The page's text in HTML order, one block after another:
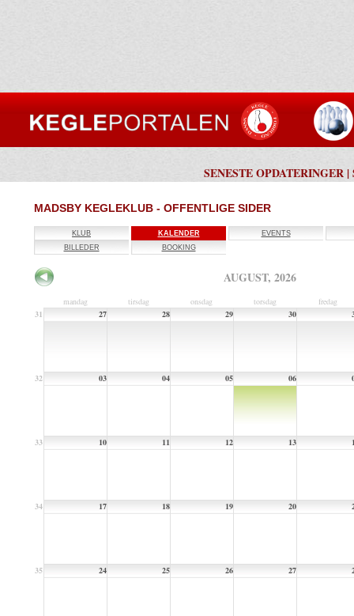
SENESTE OPDATERINGER |
MADSBY KEGLEKLUB - OFFENTLIGE SIDER
KLUB KALENDER
EVENTS
BILLEDER
BOOKING
AUGUST, 2026
mandag tirsdag onsdag torsdag
fredag
31
27 28 29 30
32 03 04 05 06
33 10 11 12 13
34 17 18 19 20
35 24 25 26 27